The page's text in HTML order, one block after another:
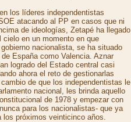
los líderes independentistas
atacando al PP en casos que ni
de ideologías, Zetapé ha llegado
en un momento en que
nacionalista, se ha situado
España como Valencia. Aznar
logrado del Estado central casi
ahora el reto de gestionarlas
de que los independentistas le
nacional, les brinda aquello
de 1978 y empezar con
para los nacionalistas- que ya
los próximos veinticinco años.